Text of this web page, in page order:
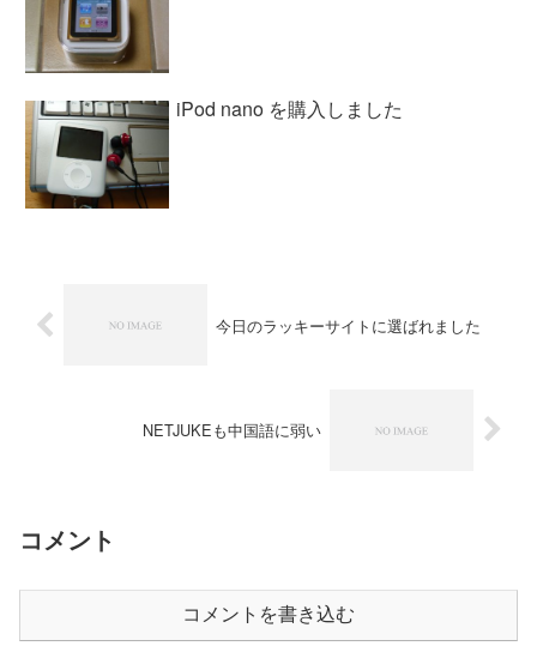
iPod nano を購入しました
今日のラッキーサイトに選ばれました
NETJUKEも中国語に弱い
コメント
コメントを書き込む